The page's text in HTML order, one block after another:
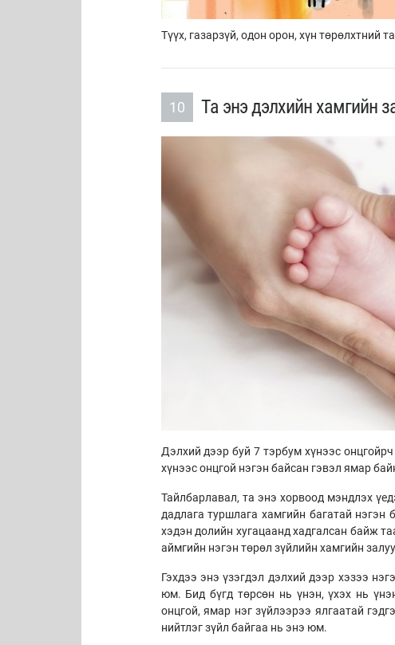
Түүх, газарзүй, одон орон, хүн төрөлхтний
10 Та энэ дэлхийн хамгийн
Дэлхий дээр буй 7 тэрбум хүнээс
хүнээс онцгой нэгэн байсан гэвэл ямар
Тайлбарлавал, та энэ хорвоод мэндлэх
дадлага туршлага хамгийн багатай нэгэн
хэдэн долийн хугацаанд хадгалсан байж
аймгийн нэгэн төрөл зүйлийн хамгийн
Гэхдээ энэ үзэгдэл дэлхий дээр хэзээ
юм. Бид бүгд төрсөн нь үнэн, үхэх нь
онцгой, ямар нэг зүйлээрээ ялгаатай
нийтлэг зүйл байгаа нь энэ юм.